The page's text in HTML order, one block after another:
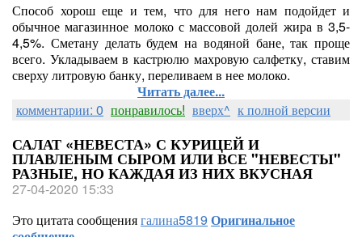
Способ хорош еще и тем, что для него нам подойдет и
обычное магазинное молоко с массовой долей жира в 3,5-
4,5%. Сметану делать будем на водяной бане, так проще
всего. Укладываем в кастрюлю махровую салфетку, ставим
сверху литровую банку, переливаем в нее молоко.
Читать далее...
комментарии: 0 понравилось! вверх^ к полной версии
САЛАТ «НЕВЕСТА» С КУРИЦЕЙ И
ПЛАВЛЕНЫМ СЫРОМ ИЛИ ВСЕ "НЕВЕСТЫ"
РАЗНЫЕ, НО КАЖДАЯ ИЗ НИХ ВКУСНАЯ
27-04-2020 15:33
Это цитата сообщениягалина5819 Оригинальное